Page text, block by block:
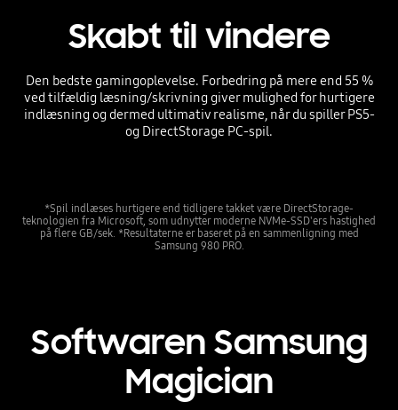
Skabt til vindere
Den bedste gamingoplevelse. Forbedring på mere end 55 %
ved tilfældig læsning/skrivning giver mulighed for hurtigere
indlæsning og dermed ultimativ realisme, når du spiller PS5-
og DirectStorage PC-spil.
*Spil indlæses hurtigere end tidligere takket være DirectStorage-
teknologien fra Microsoft, som udnytter moderne NVMe-SSD'ers hastighed
på flere GB/sek. *Resultaterne er baseret på en sammenligning med
Samsung 980 PRO.
Softwaren Samsung
Magician